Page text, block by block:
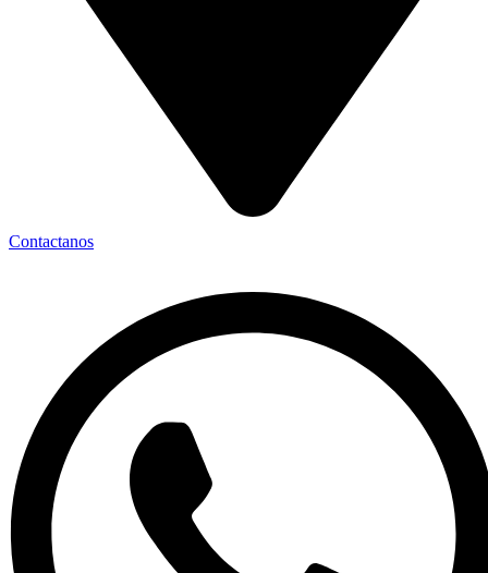
Contactanos